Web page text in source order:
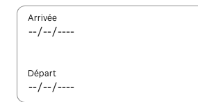
Arrivée
Départ